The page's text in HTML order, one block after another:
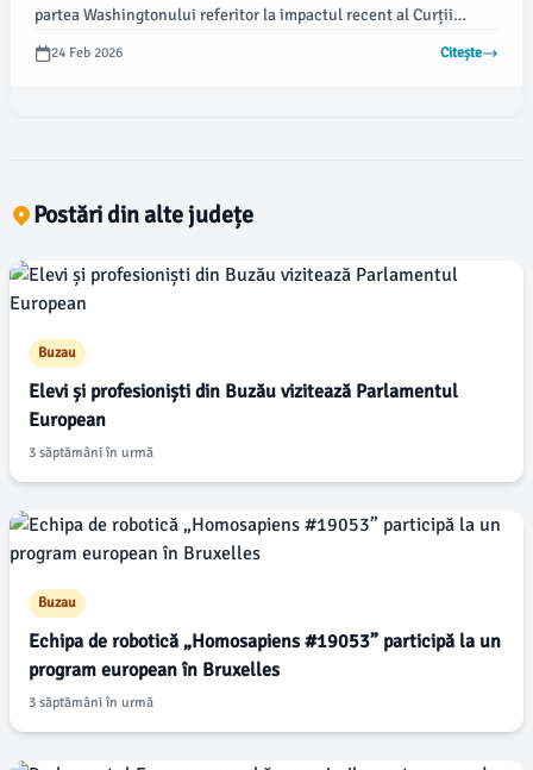
partea Washingtonului referitor la impactul recent al Curții
Supreme a SUA asupra taxelor vamale. Această decizie a fost
anunțată luni, conform informațiilor furnizate de AFP și preluate
24 Feb 2026 Citește
Postări din alte județe
Buzau
Elevi și profesioniști din Buzău vizitează Parlamentul
European
3 săptămâni în urmă
Buzau
Echipa de robotică „Homosapiens #19053” participă la un
program european în Bruxelles
3 săptămâni în urmă